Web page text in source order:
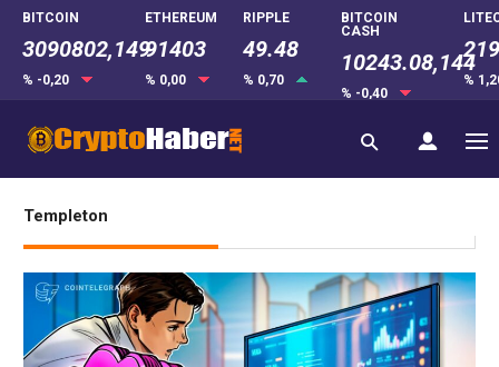
BITCOIN
3090802,149
% -0,20
ETHEREUM
91403
% 0,00
RIPPLE
49.48
% 0,70
BITCOIN
CASH
10243.08,144
% -0,40
%
Templeton